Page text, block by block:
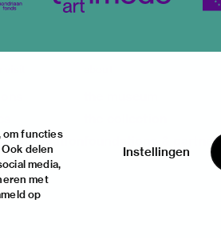
om functies
delen
media,
met
op
Instellingen
information
foundations & partners